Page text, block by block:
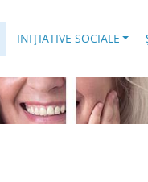
INIȚIATIVE SOCIALE